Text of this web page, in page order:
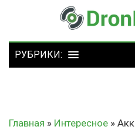
Главная » Интересное »